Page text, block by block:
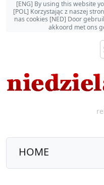
[ENG] By using this website
[POL] Korzystając z naszej
nas cookies [NED] Door
akkoord met ons
HOME